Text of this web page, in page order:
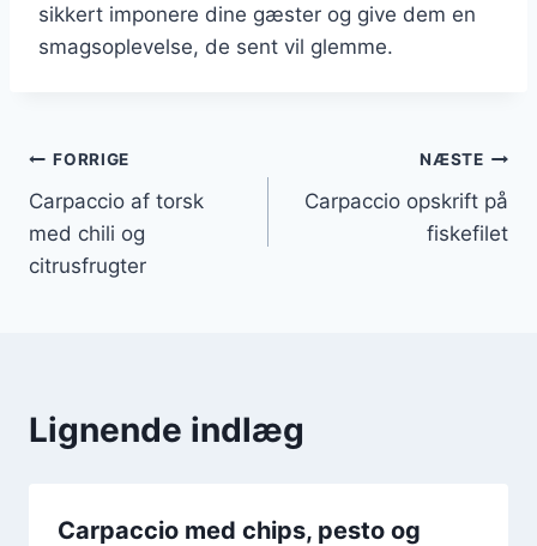
sikkert imponere dine gæster og give dem en
smagsoplevelse, de sent vil glemme.
Indlægsnavigation
FORRIGE
Carpaccio af torsk
med chili og
citrusfrugter
NÆSTE
Carpaccio opskrift på
fiskefilet
Lignende indlæg
Carpaccio med chips, pesto og